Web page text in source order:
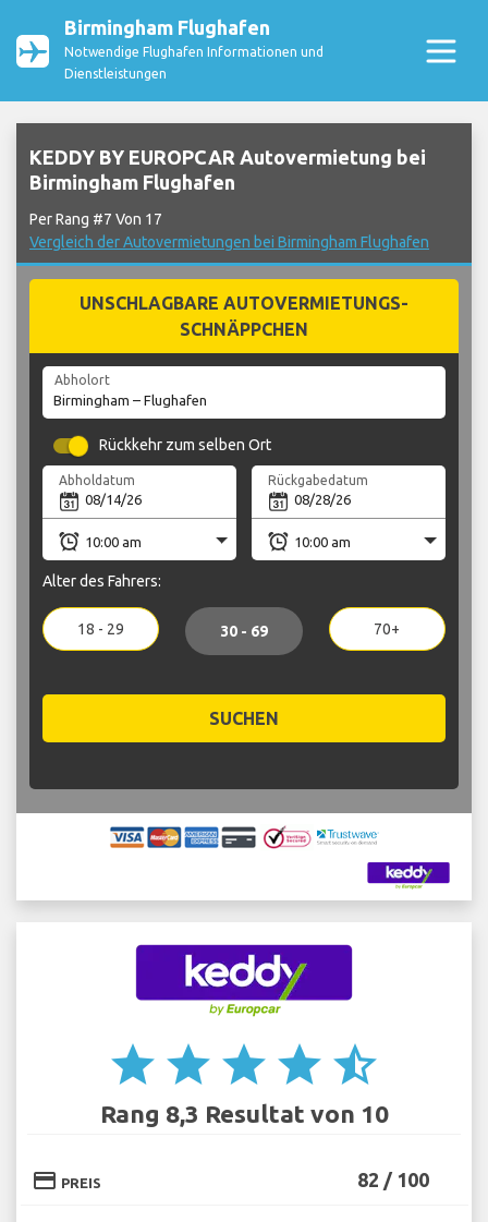
Birmingham Flughafen
Notwendige Flughafen Informationen und
Dienstleistungen
KEDDY BY EUROPCAR Autovermietung bei
Birmingham Flughafen
Per Rang #7 Von 17
Vergleich der Autovermietungen bei Birmingham Flughafen
UNSCHLAGBARE AUTOVERMIETUNGS-
SCHNÄPPCHEN
Abholort
Rückkehr zum selben Ort
Abholdatum Rückgabedatum
Alter des Fahrers:
18 - 29 30 - 69 70+
SUCHEN
star star star star star_half
Rang 8,3 Resultat von 10
credit_card PREIS 82 / 100